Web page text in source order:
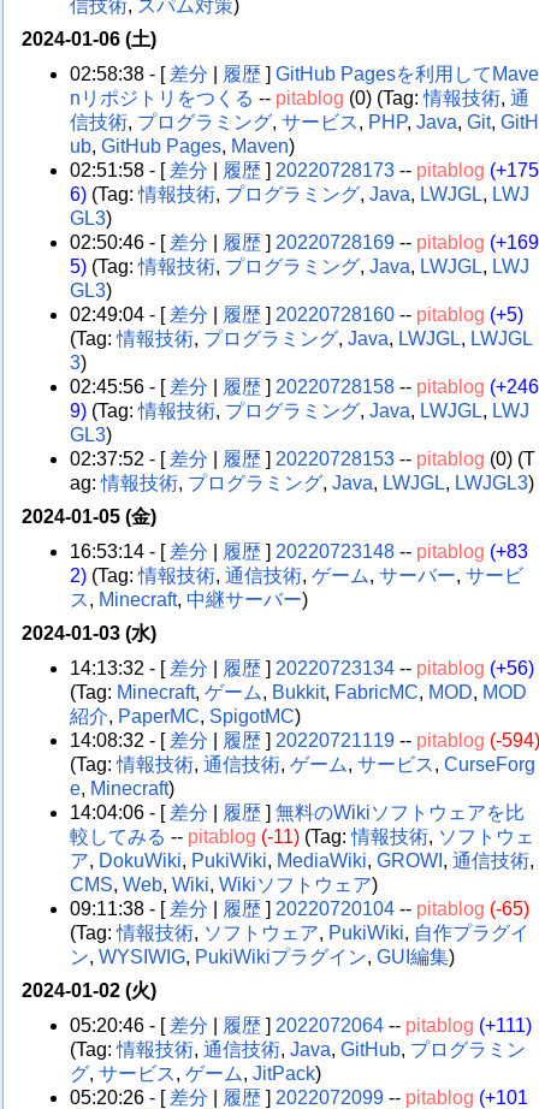
信技術, スパム対策)
2024-01-06 (土)
02:58:38 - [ 差分 履歴 ]GitHub Pagesを利用してMave
nリポジトリをつくる -- pitablog (0) (Tag:情報技術,通
信技術, プログラミング,サービス, PHP,Java,Git,GitH
ub,GitHub Pages, Maven)
02:51:58 - [ 差分 履歴 ] 20220728173 -- pitablog (+175
6) (Tag:情報技術, プログラミング,Java, LWJGL, LWJ
GL3)
02:50:46 - [ 差分 履歴 ] 20220728169 -- pitablog (+169
5) (Tag:情報技術, プログラミング,Java, LWJGL, LWJ
GL3)
02:49:04 - [ 差分 履歴 ] 20220728160 -- pitablog (+5)
(Tag:情報技術, プログラミング,Java, LWJGL, LWJGL
3)
02:45:56 - [ 差分 履歴 ] 20220728158 -- pitablog (+246
9) (Tag:情報技術, プログラミング,Java, LWJGL, LWJ
GL3)
02:37:52 - [ 差分 履歴 ] 20220728153 -- pitablog (0) (T
ag:情報技術, プログラミング,Java, LWJGL, LWJGL3)
2024-01-05 (金)
16:53:14 - [ 差分 履歴 ] 20220723148 -- pitablog (+83
2) (Tag:情報技術,通信技術,ゲーム,サーバー,サービ
ス, Minecraft,中継サーバー)
2024-01-03 (水)
14:13:32 - [ 差分 履歴 ] 20220723134 -- pitablog (+56)
(Tag: Minecraft,ゲーム, Bukkit, FabricMC, MOD, MOD
紹介, PaperMC, SpigotMC)
14:08:32 - [ 差分 履歴 ] 20220721119 -- pitablog (-
(Tag:情報技術,通信技術,ゲーム,サービス,CurseForg
e, Minecraft)
14:04:06 - [ 差分 履歴 ]無料のWikiソフトウェアを比
較してみる -- pitablog (-11) (Tag:情報技術, ソフトウェ
ア, DokuWiki, PukiWiki, MediaWiki,GROWI ,通信技術,
CMS,Web,Wiki,Wikiソフトウェア)
09:11:38 - [ 差分 履歴 ] 20220720104 -- pitablog (-65)
(Tag:情報技術, ソフトウェア, PukiWiki, 自作プラグイ
ン,WYSIWIG, PukiWikiプラグイン,GUI編集)
2024-01-02 (火)
05:20:46 - [ 差分 履歴 ] 2022072064 -- pitablog (+111)
(Tag:情報技術,通信技術,Java,GitHub, プログラミン
グ,サービス,ゲーム,JitPack)
05:20:26 - [ 差分 履歴 ] 2022072099 -- pitablog (+101